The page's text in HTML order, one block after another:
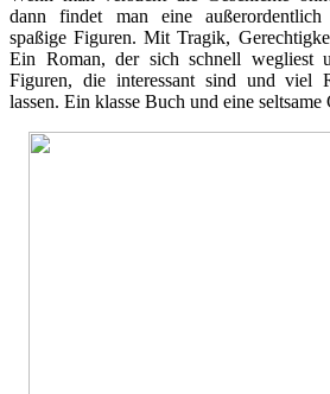
dann findet man eine
spaßige Figuren. Mit Tragik,
Ein Roman, der sich schnell wegliest
Figuren, die interessant sind und viel
lassen. Ein klasse Buch und eine seltsame